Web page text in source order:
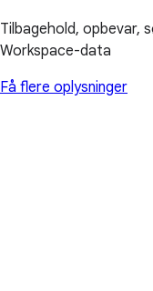
Tilbagehold, opbevar,
Workspace-data
Få flere oplysninger